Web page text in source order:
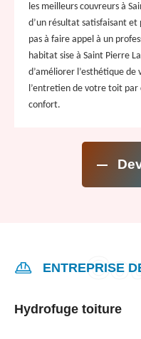
les meilleurs couvreurs à
d’un résultat satisfaisant
pas à faire appel à un
habitat sise à Saint Pierre
d’améliorer l’esthétique
l’entretien de votre toit
confort.
ENTREPRISE
Hydrofuge toiture